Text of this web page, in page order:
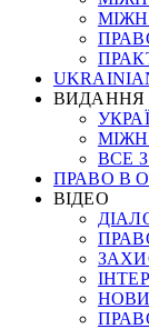
ВИДАННЯ
ВСЕ
ПРАВО В
ВІДЕО